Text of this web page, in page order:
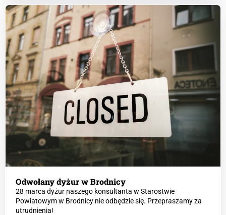
Odwołany dyżur w Brodnicy
28 marca dyżur naszego konsultanta w Starostwie
Powiatowym w Brodnicy nie odbędzie się. Przepraszamy za
utrudnienia!